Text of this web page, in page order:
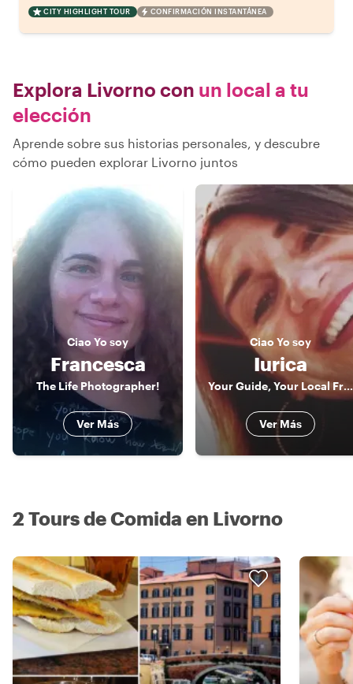
CITY HIGHLIGHT TOUR CONFIRMACIÓN INSTANTÁNEA
Explora Livorno con un local a tu
elección
Aprende sobre sus historias personales, y descubre
cómo pueden explorar Livorno juntos
Ciao Yo soy
Francesca
The Life Photographer!
Ver Más
Ciao Yo soy
Iurica
Your Guide, Your Local Friend!!! In Livorno, Florence & Pisa
Ver Más
2 Tours de Comida en Livorno